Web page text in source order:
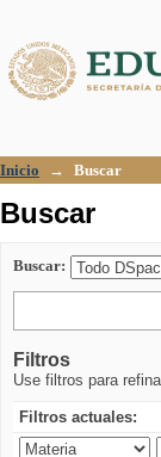
Inicio → Buscar
Buscar
Buscar:
Filtros
Use filtros para
Filtros actuales: